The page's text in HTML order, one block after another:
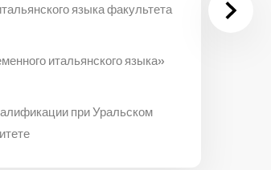
языка факультета
итальянского языка»
при Уральском